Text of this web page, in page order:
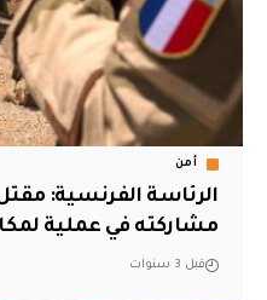
أمن
الرئاسة الفرنسية:
مشاركته في عملية
قبل 3 سنوات